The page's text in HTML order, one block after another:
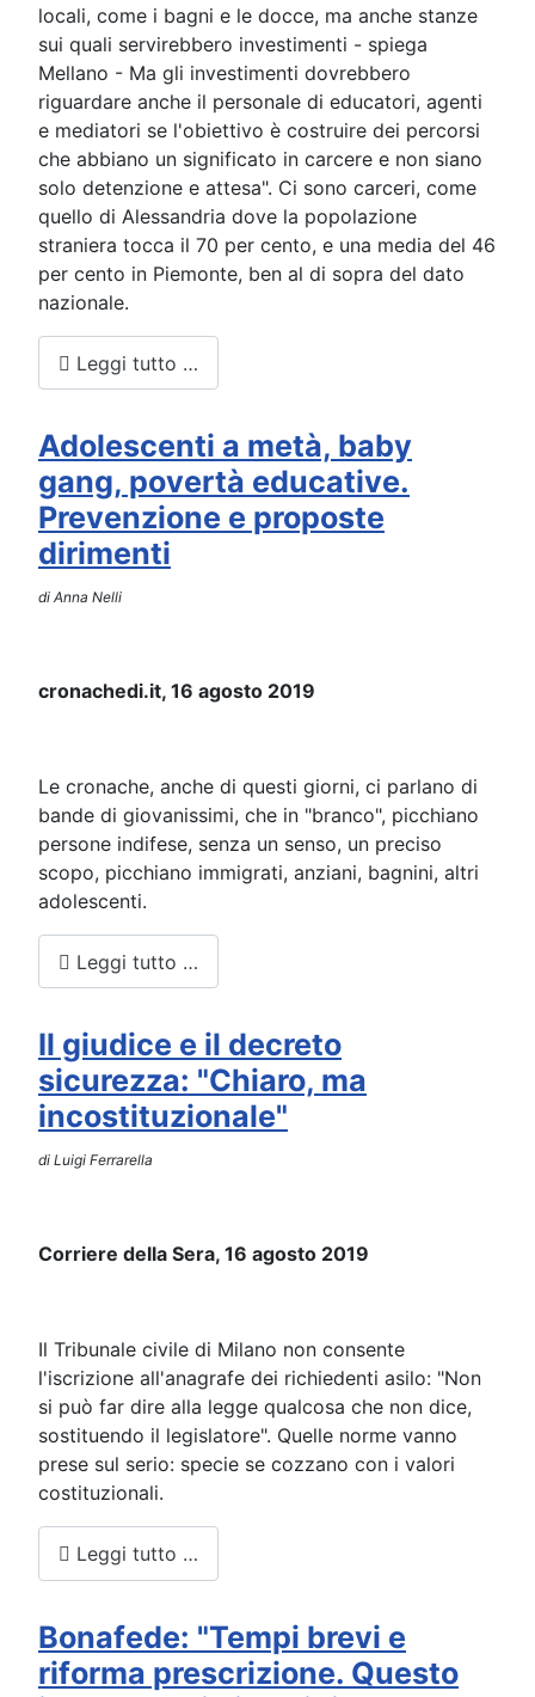
locali, come i bagni e le docce, ma anche stanze
sui quali servirebbero investimenti - spiega
Mellano - Ma gli investimenti dovrebbero
riguardare anche il personale di educatori, agenti
e mediatori se l'obiettivo è costruire dei percorsi
che abbiano un significato in carcere e non siano
solo detenzione e attesa". Ci sono carceri, come
quello di Alessandria dove la popolazione
straniera tocca il 70 per cento, e una media del 46
per cento in Piemonte, ben al di sopra del dato
nazionale.
Leggi tutto …
Adolescenti a metà, baby
gang, povertà educative.
Prevenzione e proposte
dirimenti
di Anna Nelli
cronachedi.it, 16 agosto 2019
Le cronache, anche di questi giorni, ci parlano di
bande di giovanissimi, che in "branco", picchiano
persone indifese, senza un senso, un preciso
scopo, picchiano immigrati, anziani, bagnini, altri
adolescenti.
Leggi tutto …
Il giudice e il decreto
sicurezza: "Chiaro, ma
incostituzionale"
di Luigi Ferrarella
Corriere della Sera, 16 agosto 2019
Il Tribunale civile di Milano non consente
l'iscrizione all'anagrafe dei richiedenti asilo: "Non
si può far dire alla legge qualcosa che non dice,
sostituendo il legislatore". Quelle norme vanno
prese sul serio: specie se cozzano con i valori
costituzionali.
Leggi tutto …
Bonafede: "Tempi brevi e
riforma prescrizione. Questo